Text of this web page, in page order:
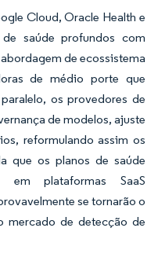
Cloud, Oracle Health e
saúde profundos com
de ecossistema
de médio porte que
os provedores de
de modelos, ajuste
reformulando assim os
que os planos de saúde
em plataformas SaaS
se tornarão o
mercado de detecção de